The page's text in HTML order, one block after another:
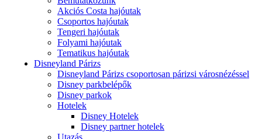
Akciós Costa hajóutak
Csoportos hajóutak
Tengeri hajóutak
Folyami hajóutak
Tematikus hajóutak
Disneyland Párizs
Disneyland Párizs csoportosan párizsi városnézéssel
Disney parkbelépők
Disney parkok
Hotelek
Disney Hotelek
Disney partner hotelek
Utazás